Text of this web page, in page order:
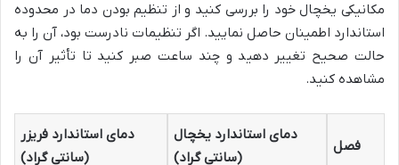
مکانیکی یخچال خود را بررسی کنید و از تنظیم بودن دما در محدوده
استاندارد اطمینان حاصل نمایید. اگر تنظیمات نادرست بود، آن را به
حالت صحیح تغییر دهید و چند ساعت صبر کنید تا تأثیر آن را
مشاهده کنید.
فصل
دمای استاندارد یخچال
(سانتی گراد)
دمای استاندارد فریزر
(سانتی گراد)